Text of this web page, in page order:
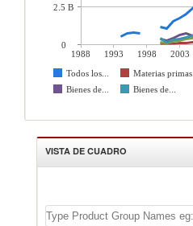
1988 1993 1998 2003
Todos los...
Materias primas
Bienes de...
Bienes de...
2.5 B
0
VISTA DE CUADRO